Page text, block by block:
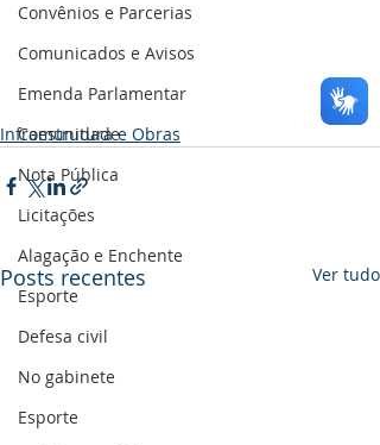
Convênios e Parcerias
Comunicados e Avisos
Emenda Parlamentar
Comunidade
Nota Pública
Licitações
Alagação e Enchente
Esporte
Defesa civil
No gabinete
Esporte
Infraestrutura e Obras
Posts recentes Ver tudo